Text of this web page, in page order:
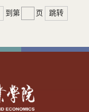
到第 页 跳转